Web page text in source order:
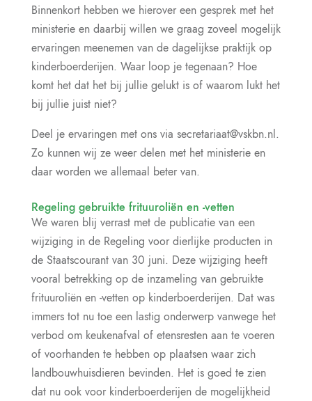
Binnenkort hebben we hierover een gesprek met het
ministerie en daarbij willen we graag zoveel mogelijk
ervaringen meenemen van de dagelijkse praktijk op
kinderboerderijen. Waar loop je tegenaan? Hoe
komt het dat het bij jullie gelukt is of waarom lukt het
bij jullie juist niet?
Deel je ervaringen met ons via secretariaat@vskbn.nl.
Zo kunnen wij ze weer delen met het ministerie en
daar worden we allemaal beter van.
Regeling gebruikte frituuroliën en -vetten
We waren blij verrast met de publicatie van een
wijziging in de Regeling voor dierlijke producten in
de Staatscourant van 30 juni. Deze wijziging heeft
vooral betrekking op de inzameling van gebruikte
frituuroliën en -vetten op kinderboerderijen. Dat was
immers tot nu toe een lastig onderwerp vanwege het
verbod om keukenafval of etensresten aan te voeren
of voorhanden te hebben op plaatsen waar zich
landbouwhuisdieren bevinden. Het is goed te zien
dat nu ook voor kinderboerderijen de mogelijkheid